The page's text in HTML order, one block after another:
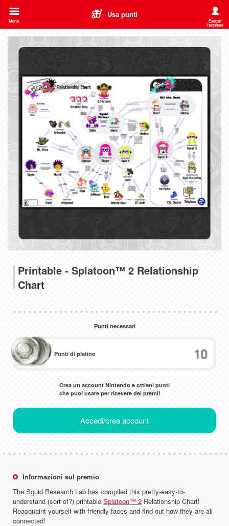
Usa punti
Menu Esegui
l'accesso
Printable - Splatoon™ 2 Relationship
Chart
Punti necessari
Punti di platino 10
Crea un account Nintendo e ottieni punti
che puoi usare per ricevere dei premi!
Accedi/crea account
Informazioni sul premio
The Squid Research Lab has compiled this pretty-easy-to-
understand (sort of?) printable Splatoon™ 2 Relationship Chart!
Reacquaint yourself with friendly faces and find out how they are all
connected!